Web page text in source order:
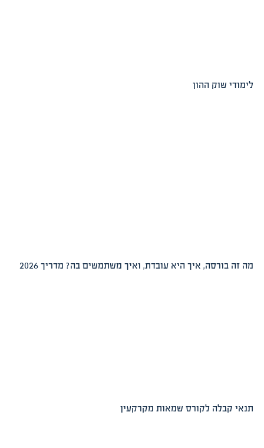
ההון
איך היא עובדת, ואיך משתמשים בה? מדריך 2026
לקורס שמאות מקרקעין